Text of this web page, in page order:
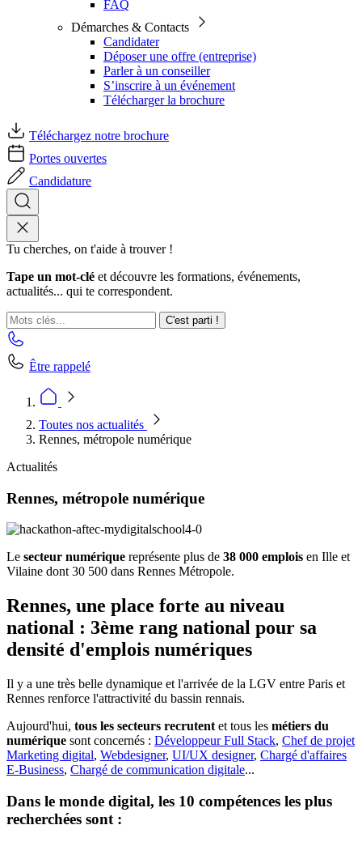
FAQ
Démarches & Contacts
Candidater
Déposer une offre (entreprise)
Parler à un conseiller
S’inscrire à un événement
Télécharger la brochure
Téléchargez notre brochure
Portes ouvertes
Candidature
Tu cherches, on t'aide à trouver !
Tape un mot-clé et découvre les formations, événements,
actualités... qui te correspondent.
C'est parti !
Être rappelé
Toutes nos actualités
Rennes, métropole numérique
Actualités
Rennes, métropole numérique
Le secteur numérique représente plus de 38 000 emplois en Ille et
Vilaine dont 30 500 dans Rennes Métropole.
Rennes, une place forte au niveau
national : 3ème rang national pour sa
densité d'emplois numériques
Il y a une très belle dynamique et l'arrivée de la LGV entre Paris et
Rennes renforce l'attractivité du bassin rennais.
Aujourd'hui, tous les secteurs recrutent et tous les métiers du
numérique sont concernés : Développeur Full Stack, Chef de projet
Marketing digital, Webdesigner, UI/UX designer, Chargé d'affaires
E-Business, Chargé de communication digitale...
Dans le monde digital, les 10 compétences les plus
recherchées sont :